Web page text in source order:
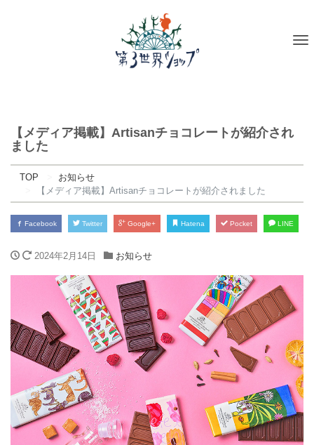
【メディア掲載】Artisanチョコレートが紹介され
ました
TOP
お知らせ
【メディア掲載】Artisanチョコレートが紹介されました
Facebook Twitter Google+ Hatena Pocket LINE
2024年2月14日 お知らせ